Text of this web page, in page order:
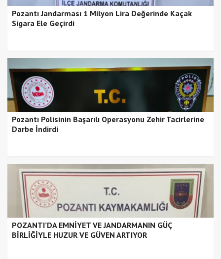
Pozantı Jandarması 1 Milyon Lira Değerinde Kaçak
Sigara Ele Geçirdi
Pozantı Polisinin Başarılı Operasyonu Zehir Tacirlerine
Darbe İndirdi
POZANTI’DA EMNİYET VE JANDARMANIN GÜÇ
BİRLİĞİYLE HUZUR VE GÜVEN ARTIYOR